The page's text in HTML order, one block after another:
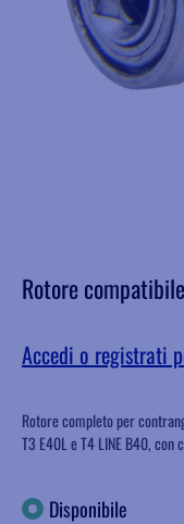
Rotore
Accedi o registrati
Rotore completo per
T3 E40L e T4 LINE B40, con
Disponibile